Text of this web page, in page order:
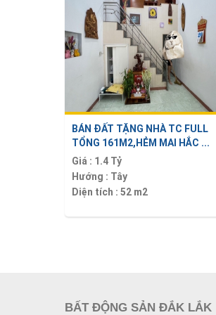
BÁN ĐẤT TẶNG NHÀ TC FULL
TỔNG 161M2,HẺM MAI HẮC ...
Giá : 1.4 Tỷ
Hướng : Tây
Diện tích : 52 m2
BẤT ĐỘNG SẢN ĐẮK LẮK